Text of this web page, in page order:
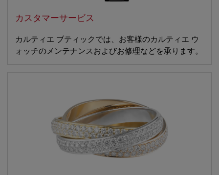
カスタマーサービス
カルティエ ブティックでは、お客様のカルティエ ウ
ォッチのメンテナンスおよびお修理などを承ります。